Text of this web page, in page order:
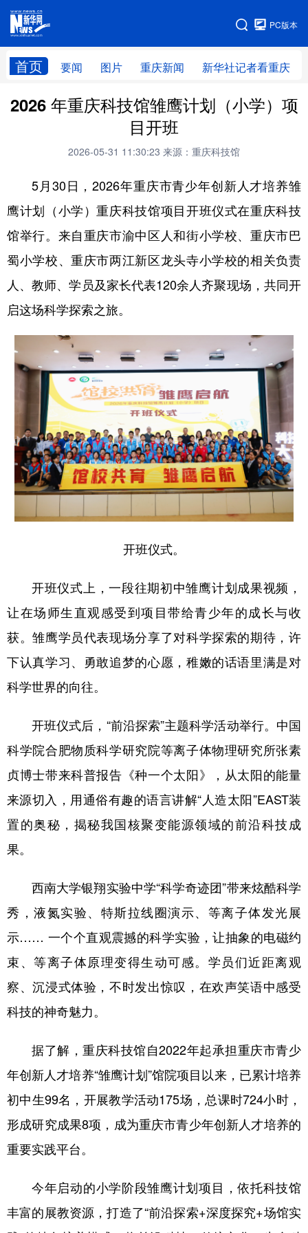
PC版本
首页 要闻 图片 重庆新闻 新华社记者看重庆
网站地图
2026 年重庆科技馆雏鹰计划（小学）项
目开班
2026-05-31 11:30:23 来源：重庆科技馆
5月30日，2026年重庆市青少年创新人才培养雏
鹰计划（小学）重庆科技馆项目开班仪式在重庆科技
馆举行。来自重庆市渝中区人和街小学校、重庆市巴
蜀小学校、重庆市两江新区龙头寺小学校的相关负责
人、教师、学员及家长代表120余人齐聚现场，共同开
启这场科学探索之旅。
开班仪式。
开班仪式上，一段往期初中雏鹰计划成果视频，
让在场师生直观感受到项目带给青少年的成长与收
获。雏鹰学员代表现场分享了对科学探索的期待，许
下认真学习、勇敢追梦的心愿，稚嫩的话语里满是对
科学世界的向往。
开班仪式后，“前沿探索”主题科学活动举行。中国
科学院合肥物质科学研究院等离子体物理研究所张素
贞博士带来科普报告《种一个太阳》，从太阳的能量
来源切入，用通俗有趣的语言讲解“人造太阳”EAST装
置的奥秘，揭秘我国核聚变能源领域的前沿科技成
果。
西南大学银翔实验中学“科学奇迹团”带来炫酷科学
秀，液氮实验、特斯拉线圈演示、等离子体发光展
示…… 一个个直观震撼的科学实验，让抽象的电磁约
束、等离子体原理变得生动可感。学员们近距离观
察、沉浸式体验，不时发出惊叹，在欢声笑语中感受
科技的神奇魅力。
据了解，重庆科技馆自2022年起承担重庆市青少
年创新人才培养“雏鹰计划”馆院项目以来，已累计培养
初中生99名，开展教学活动175场，总课时724小时，
形成研究成果8项，成为重庆市青少年创新人才培养的
重要实践平台。
今年启动的小学阶段雏鹰计划项目，依托科技馆
丰富的展教资源，打造了“前沿探索+深度探究+场馆实